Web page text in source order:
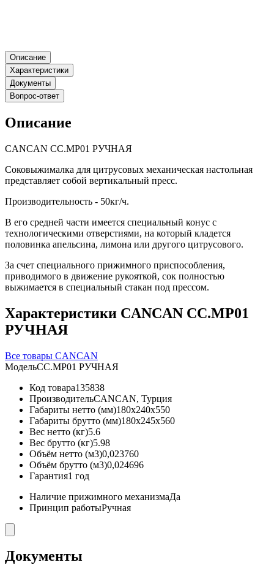
Описание
Характеристики
Документы
Вопрос-ответ
Описание
CANCAN CC.MP01 РУЧНАЯ
Соковыжималка для цитрусовых механическая настольная
представляет собой вертикальный пресс.
Производительность - 50кг/ч.
В его средней части имеется специальный конус с
технологическими отверстиями, на который кладется
половинка апельсина, лимона или другого цитрусового.
За счет специального прижимного приспособления,
приводимого в движение рукояткой, сок полностью
выжимается в специальный стакан под прессом.
Характеристики CANCAN CC.MP01
РУЧНАЯ
Все товары CANCAN
МодельCC.MP01 РУЧНАЯ
Код товара135838
ПроизводительCANCAN, Турция
Габариты нетто (мм)180x240x550
Габариты брутто (мм)180x245x560
Вес нетто (кг)5.6
Вес брутто (кг)5.98
Объём нетто (м3)0,023760
Объём брутто (м3)0,024696
Гарантия1 год
Наличие прижимного механизмаДа
Принцип работыРучная
Документы